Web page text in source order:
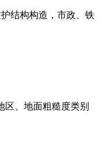
结构构造，市政、铁
区、地面粗糙度类别